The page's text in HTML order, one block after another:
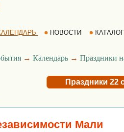
НОВОСТИ
→ Календарь→ Праздники
Праздники 22
Мали